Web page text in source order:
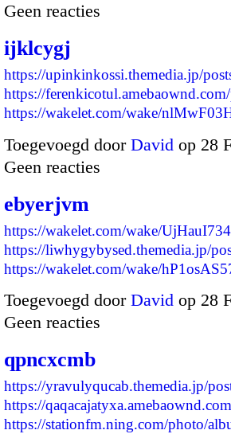
Geen reacties
ijklcygj
https://upinkinkossi.themedia.jp/
https://
https://wakelet.com/wake/
Toegevoegd door David op 28
Geen reacties
ebyerjvm
https://wakelet.com/wake/
https://liwhygybysed.themedia.jp/
https://wakelet.com/wake/
Toegevoegd door David op 28
Geen reacties
qpncxcmb
https://yravulyqucab.themedia.jp/
https://
https://stationfm.ning.com/photo/